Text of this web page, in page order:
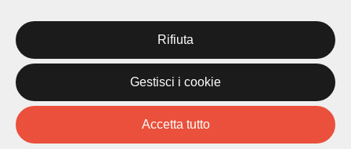
Cultura
Piazza Carlo Cattaneo 1
Rifiuta
Gestisci i cookie
Accetta tutto